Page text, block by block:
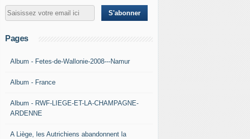
Pages
Album - Fetes-de-Wallonie-2008---Namur
Album - France
Album - RWF-LIEGE-ET-LA-CHAMPAGNE-
ARDENNE
A Liège, les Autrichiens abandonnent la